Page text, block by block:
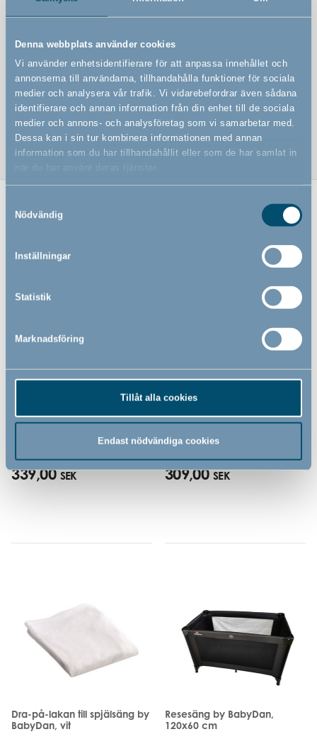
Denna webbplats använder cookies
Vi använder enhetsidentifierare för att anpassa innehållet och
annonserna till användarna, tillhandahålla funktioner för sociala
medier och analysera vår trafik. Vi vidarebefordrar även sådana
identifierare och annan information från din enhet till de sociala
medier och annons- och analysföretag som vi samarbetar med.
Dessa kan i sin tur kombinera informationen med annan
information som du har tillhandahållit eller som de har samlat in
när du har använt deras tjänster.
Nödvändig
Inställningar
Statistik
Marknadsföring
Tillåt alla cookies
Endast nödvändiga cookies
Hopfällbar madrass 60 x 120 cm
Perfekt om du vill ha en extra madrass som tar liten
plats och väger mycket lite
Inklusive en praktisk transportväska med bärremmar
60 x 120 cm madrass tar endast upp 40 x 60 x 14 cm när
den är hopfälld
Vattentätt dra-på-lakan till
(60x120 cm)
339,00 SEK
Kissunderlag till spjälsäng och
juniorsäng by BabyDan
309,00 SEK
Dra-på-lakan till spjälsäng by
BabyDan, vit
Resesäng by BabyDan,
120x60 cm